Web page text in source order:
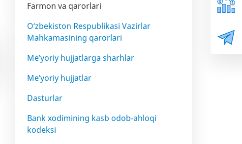
Farmon va qarorlari
O‘zbekiston Respublikasi Vazirlar
Mahkamasining qarorlari
Me’yoriy hujjatlarga sharhlar
Me’yoriy hujjatlar
Dasturlar
Bank xodimining kasb odob-ahloqi
kodeksi